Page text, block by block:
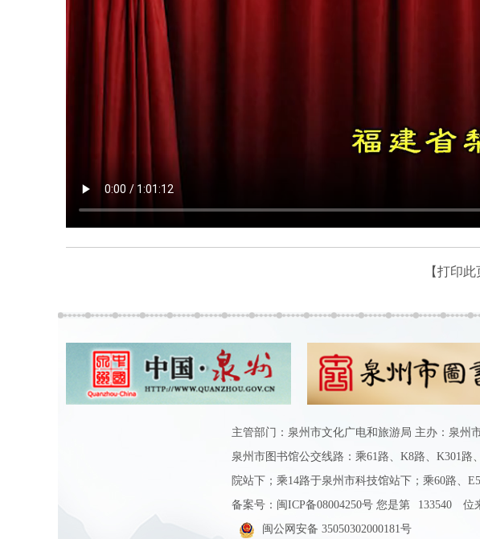
【打印此
主管部门：泉州市文化广电和旅游局 主办：泉州
泉州市图书馆公交线路：乘61路、K8路、K301路
院站下；乘14路于泉州市科技馆站下；乘60路、
备案号： 闽ICP备08004250号 您是第 133540
位
闽公网安备 35050302000181号